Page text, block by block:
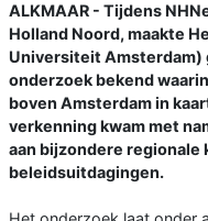
ALKMAAR - Tijdens
Holland Noord, maakte
Universiteit Amsterdam)
onderzoek bekend
boven Amsterdam in
verkenning kwam met
aan bijzondere regionale
beleidsuitdagingen.